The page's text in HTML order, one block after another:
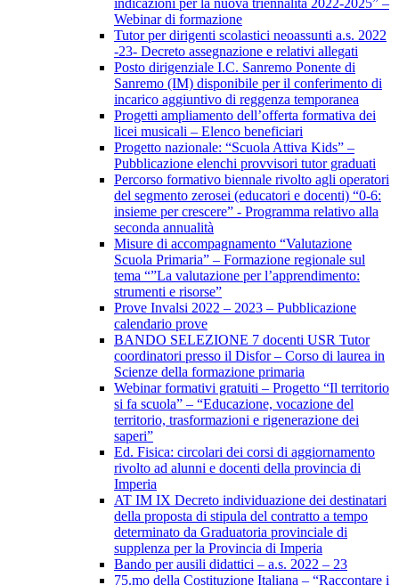
indicazioni per la nuova triennalità 2022-2025” –
Webinar di formazione
Tutor per dirigenti scolastici neoassunti a.s. 2022
-23- Decreto assegnazione e relativi allegati
Posto dirigenziale I.C. Sanremo Ponente di
Sanremo (IM) disponibile per il conferimento di
incarico aggiuntivo di reggenza temporanea
Progetti ampliamento dell’offerta formativa dei
licei musicali – Elenco beneficiari
Progetto nazionale: “Scuola Attiva Kids” –
Pubblicazione elenchi provvisori tutor graduati
Percorso formativo biennale rivolto agli operatori
del segmento zerosei (educatori e docenti) “0-6:
insieme per crescere” - Programma relativo alla
seconda annualità
Misure di accompagnamento “Valutazione
Scuola Primaria” – Formazione regionale sul
tema “”La valutazione per l’apprendimento:
strumenti e risorse”
Prove Invalsi 2022 – 2023 – Pubblicazione
calendario prove
BANDO SELEZIONE 7 docenti USR Tutor
coordinatori presso il Disfor – Corso di laurea in
Scienze della formazione primaria
Webinar formativi gratuiti – Progetto “Il territorio
si fa scuola” – “Educazione, vocazione del
territorio, trasformazioni e rigenerazione dei
saperi”
Ed. Fisica: circolari dei corsi di aggiornamento
rivolto ad alunni e docenti della provincia di
Imperia
AT IM IX Decreto individuazione dei destinatari
della proposta di stipula del contratto a tempo
determinato da Graduatoria provinciale di
supplenza per la Provincia di Imperia
Bando per ausili didattici – a.s. 2022 – 23
75.mo della Costituzione Italiana – “Raccontare i